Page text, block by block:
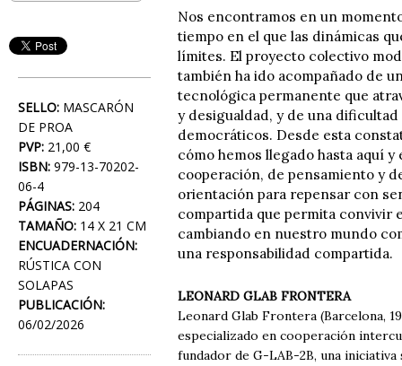
SELLO: MASCARÓN
DE PROA
PVP: 21,00 €
ISBN: 979-13-70202-
06-4
PÁGINAS: 204
TAMAÑO: 14 X 21 CM
ENCUADERNACIÓN:
RÚSTICA CON
SOLAPAS
PUBLICACIÓN:
06/02/2026
Nos encontramos en un
tiempo en el que las dinámicas
límites. El proyecto colectivo
también ha ido acompañado de
tecnológica permanente que
y desigualdad, y de una
democráticos. Desde esta
cómo hemos llegado hasta aquí
cooperación, de pensamiento y
orientación para repensar con
compartida que permita convivir
cambiando en nuestro mundo
una responsabilidad compartida.
LEONARD GLAB FRONTERA
Leonard Glab Frontera (Barcelona,
especializado en cooperación
fundador de G-LAB-2B, una